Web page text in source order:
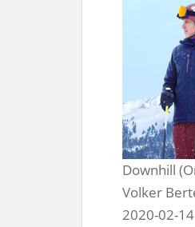
Downhill
Volker
2020-02-14